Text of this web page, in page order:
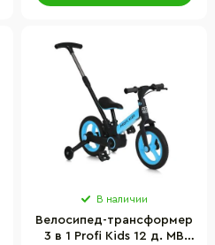
В наличии
Велосипед-трансформер
3 в 1 Profi Kids 12 д. MB